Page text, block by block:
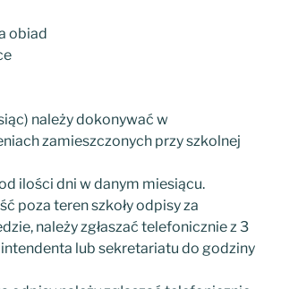
obiad
należy dokonywać w
zamieszczonych przy szkolnej
ilości dni w danym miesiącu.
poza teren szkoły odpisy za
należy zgłaszać telefonicznie z 3
lub sekretariatu do godziny